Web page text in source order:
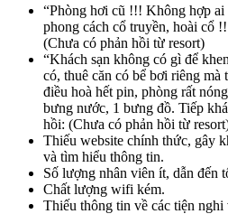
“Phòng hơi cũ !!! Không hợp
phong cách cổ truyền, hoài cổ
(Chưa có phản hồi từ resort)
“Khách sạn không có gì để
có, thuê căn có bể bơi riêng
điều hoà hết pin, phòng rất
bưng nước, 1 bưng đồ. Tiếp
hồi: (Chưa có phản hồi từ
Thiếu website chính thức, gây
và tìm hiểu thông tin.
Số lượng nhân viên ít, dẫn đến
Chất lượng wifi kém.
Thiếu thông tin về các tiện nghi